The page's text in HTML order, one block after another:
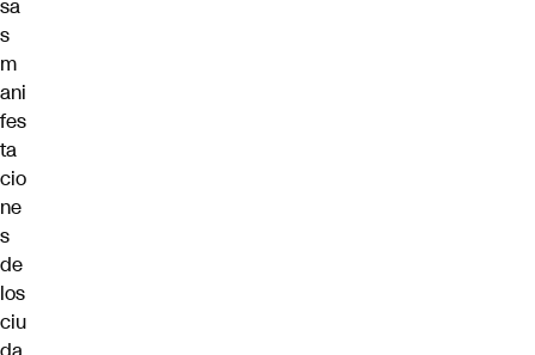
sa
s
m
ani
fes
ta
cio
ne
s
de
los
ciu